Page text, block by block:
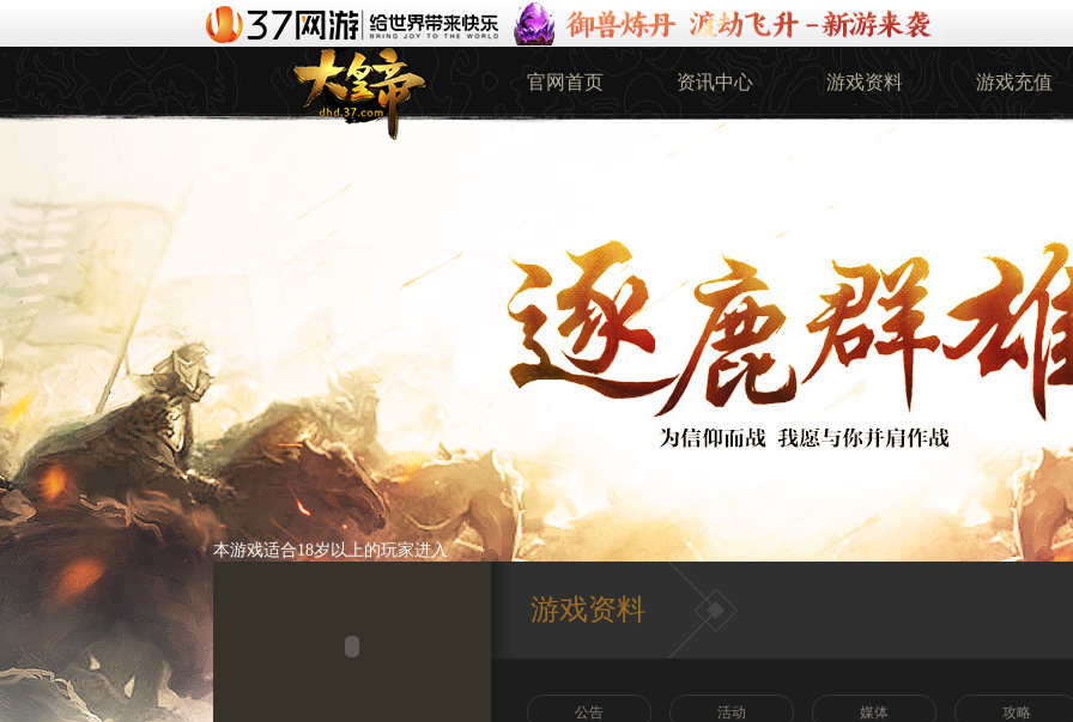
官网首页 资讯中心 游戏资料 游戏充值
本游戏适合18岁以上的玩家进入
游戏资料
公告 活动 媒体 攻略